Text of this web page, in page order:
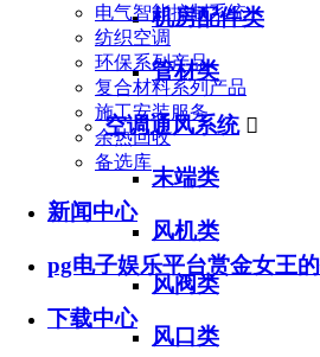
电气智能控制系统
纺织空调
环保系列产品
复合材料系列产品
施工安装服务
余热回收
备选库
新闻中心
pg电子娱乐平台赏金女王
下载中心
机房配件类
管材类
空调通风系统 
末端类
风机类
风阀类
风口类